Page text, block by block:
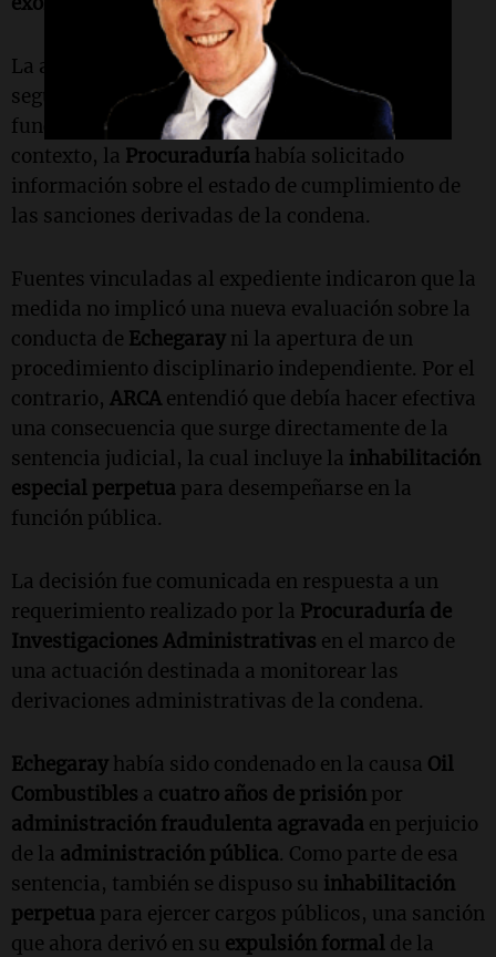
La actuación se enmarca en un expediente que
seguía la situación administrativa del ex
funcionario tras la sentencia judicial. En ese
contexto, la Procuraduría había solicitado
información sobre el estado de cumplimiento de
las sanciones derivadas de la condena.
Fuentes vinculadas al expediente indicaron que la
medida no implicó una nueva evaluación sobre la
conducta de Echegaray ni la apertura de un
procedimiento disciplinario independiente. Por el
contrario, ARCA entendió que debía hacer efectiva
una consecuencia que surge directamente de la
sentencia judicial, la cual incluye la inhabilitación
especial perpetua para desempeñarse en la
función pública.
La decisión fue comunicada en respuesta a un
requerimiento realizado por la Procuraduría de
Investigaciones Administrativas en el marco de
una actuación destinada a monitorear las
derivaciones administrativas de la condena.
Echegaray había sido condenado en la causa Oil
Combustibles a cuatro años de prisión por
administración fraudulenta agravada en perjuicio
de la administración pública. Como parte de esa
sentencia, también se dispuso su inhabilitación
perpetua para ejercer cargos públicos, una sanción
que ahora derivó en su expulsión formal de la